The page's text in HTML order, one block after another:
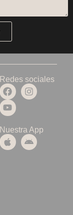
Redes sociales
Nuestra App